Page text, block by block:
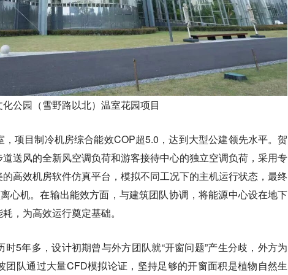
公园（雪野路以北）温室花园项目
项目制冷机房综合能效COP超5.0，达到大型公建领先水平。贺
送风的全新风空调负荷和游客接待中心的独立空调负荷，采用专
高效机房软件仿真平台，模拟不同工况下的主机运行状态，最终
心机。在输出能效方面，与建筑团队协调，将能源中心设在地下
，为高效运行奠定基础。
5年多，设计初期曾与外方团队就“开窗问题”产生分歧，外方为
队通过大量CFD模拟论证，坚持足够的开窗面积是植物自然生